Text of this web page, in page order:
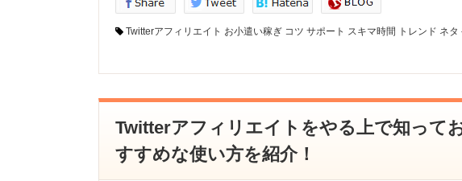
Twitterアフィリエイト お小遣い稼ぎ コツ サポート スキマ時間 トレンド ネタ
Twitterアフィリエイトをやる上で知って
すすめな使い方を紹介！